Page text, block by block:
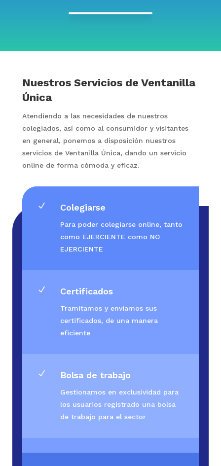
Nuestros Servicios de Ventanilla
Única
Atendiendo a las necesidades de nuestros
colegiados, así como al consumidor y visitantes
en general, ponemos a disposición nuestros
servicios de Ventanilla Única, dando un servicio
online de forma cómoda y eficaz.
N Colegiarse
Para poder colegiarse online, tanto
como EJERCIENTE como NO
EJERCIENTE
N Certificados
Tramitamos y enviamos sus
certificados, de una manera
eficiente
N Bolsa de trabajo
Gestionamos en exclusividad para
los usuarios registrado una bolsa
de trabajo para el sector